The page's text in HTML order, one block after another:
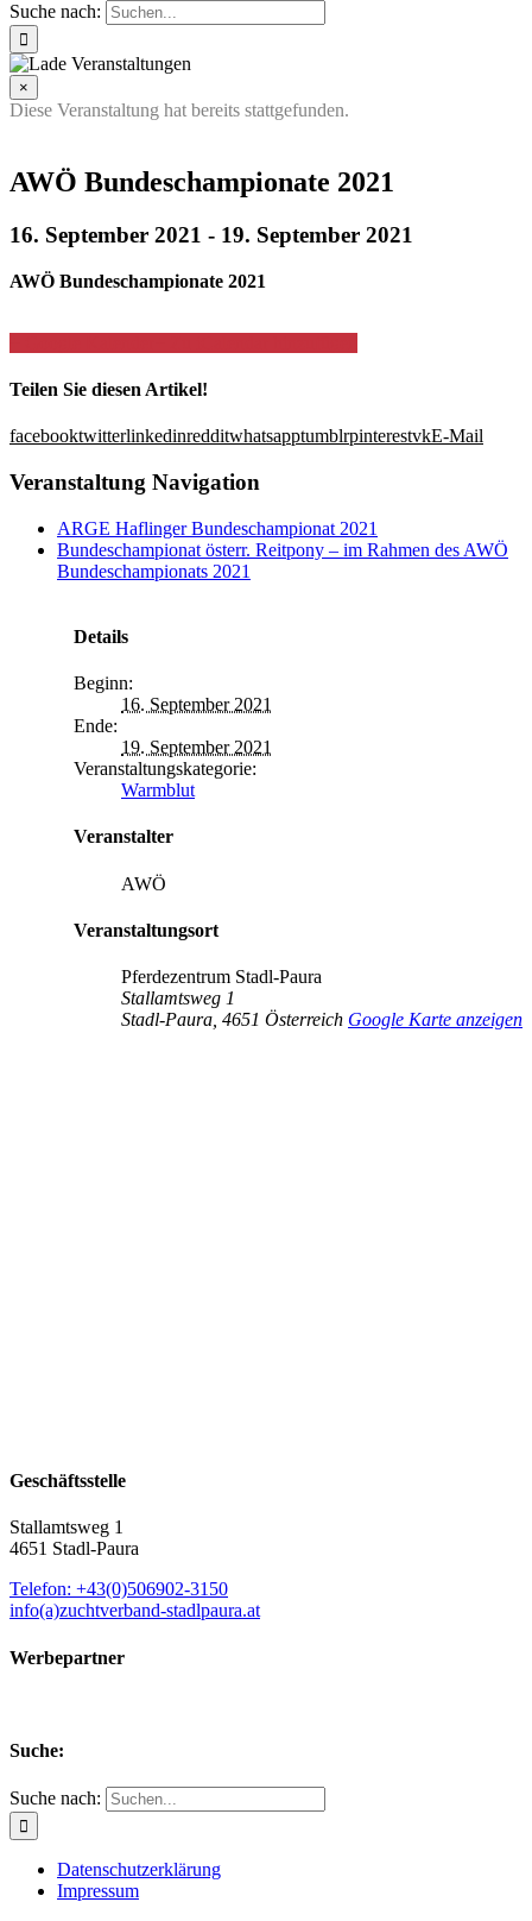
Suche nach:
×
Diese Veranstaltung hat bereits stattgefunden.
AWÖ Bundeschampionate 2021
16. September 2021 - 19. September 2021
AWÖ Bundeschampionate 2021
Teilen Sie diesen Artikel!
facebooktwitterlinkedinredditwhatsapptumblrpinterestvkE-Mail
Veranstaltung Navigation
ARGE Haflinger Bundeschampionat 2021
Bundeschampionat österr. Reitpony – im Rahmen des AWÖ
Bundeschampionats 2021
Details
Beginn:
16. September 2021
Ende:
19. September 2021
Veranstaltungskategorie:
Warmblut
Veranstalter
AWÖ
Veranstaltungsort
Pferdezentrum Stadl-Paura
Stallamtsweg 1
Stadl-Paura 4651 Österreich Google Karte anzeigen
Geschäftsstelle
Stallamtsweg 1
4651 Stadl-Paura
Telefon: +43(0)506902-3150
info(a)zuchtverband-stadlpaura.at
Werbepartner
Suche:
Suche nach:
Datenschutzerklärung
Impressum